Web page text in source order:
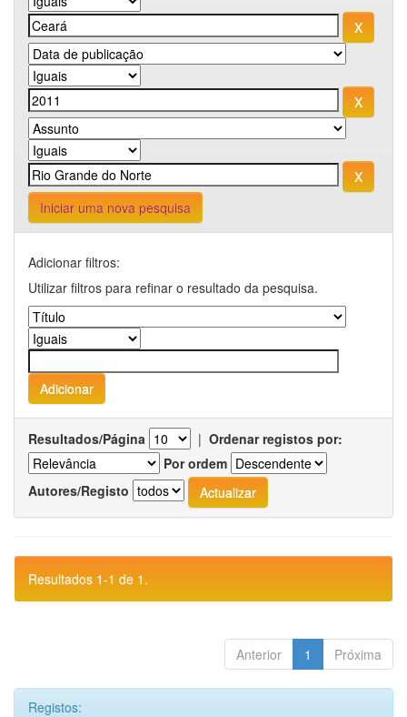
Iniciar uma nova pesquisa
Adicionar filtros:
Utilizar filtros para refinar o resultado da pesquisa.
Resultados/Página | Ordenar registos por:
Por ordem
Autores/Registo
Resultados 1-1 de 1.
Anterior 1 Próxima
Registos: